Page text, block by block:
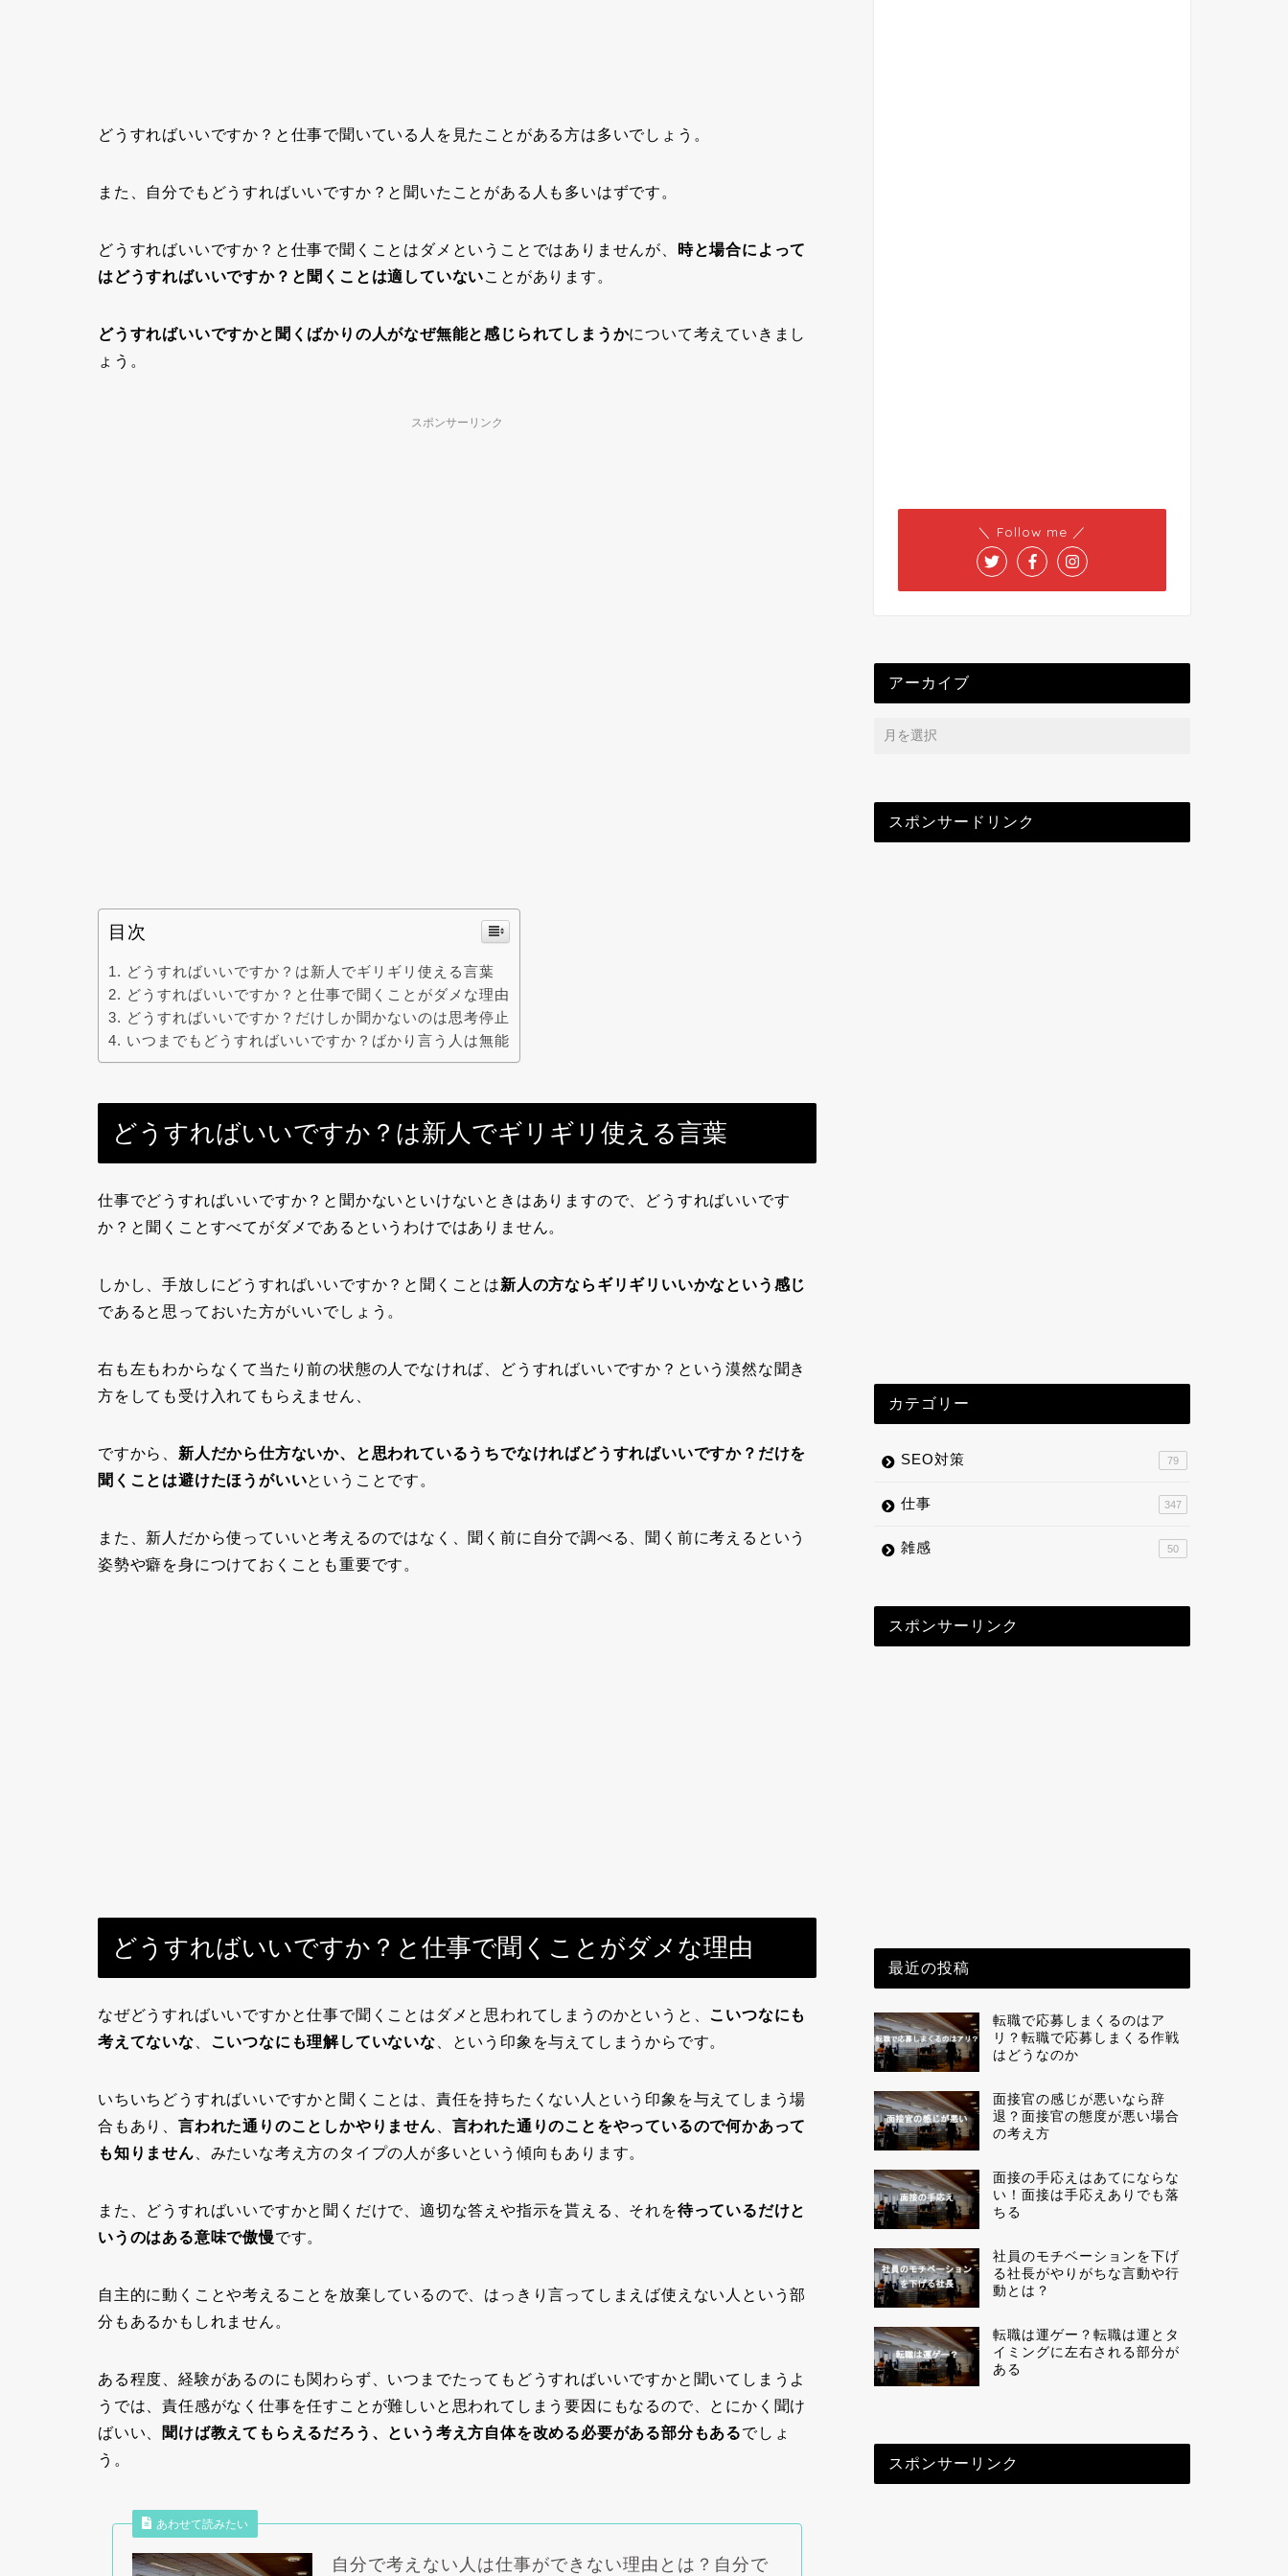
どうすればいいですか？ と仕事で聞いている人を見たことがある方は多いでしょう。
また、自分でもどうすればいいですか？と聞いたことがある人も多いはずです。
どうすればいいですか？と仕事で聞くことはダメということではありませんが、
時と場合によって
はどうすればいいですか？と聞くことは適していないことがあります。
どうすればいいですかと聞くばかりの人がなぜ無能と感じられてしまうかについて考えていきまし
ょう。
スポンサーリンク
目次
どうすればいいですか？は新人でギリギリ使える言葉
どうすればいいですか？と仕事で聞くことがダメな理由
どうすればいいですか？だけしか聞かないのは思考停止
いつまでもどうすればいいですか？ばかり言う人は無能
どうすればいいですか？は新人でギリギリ使える言葉
仕事でどうすればいいですか？ と聞かないといけないときはありますので、どうすればいいです
か？と聞くことすべてがダメであるというわけではありません。
しかし、手放しにどうすればいいですか？と聞くことは新人の方ならギリギリいいかなという感じ
であると思っておいた方がいいでしょう。
右も左もわからなくて当たり前の状態の人でなければ、どうすればいいですか？という漠然な聞き
方をしても受け入れてもらえません、
ですから、 新人だから仕方ないか、と思われているうちでなければどうすればいいですか？だけを
聞くことは避けたほうがいいということです。
また、新人だから使っていいと考えるのではなく、聞く前に自分で調べる、聞く前に考えるという
姿勢や癖を身につけておくことも重要です。
どうすればいいですか？と仕事で聞くことがダメな理由
なぜどうすればいいですかと仕事で聞くことはダメと思われてしまうのかというと、 こいつなにも
考えてないな
こいつなにも理解していないな 、という印象を与えてしまうからです。
いちいちどうすればいいですかと聞くことは、責任を持ちたくない人という印象を与えてしまう場
合もあり、 言われた通りのことしかやりません
言われた通りのことをやっているので何かあって
も知りません 、みたいな考え方のタイプの人が多いという傾向もあります。
また、どうすればいいですかと聞くだけで、適切な答えや指示を貰える、それを待っているだけと
いうのはある意味で傲慢です。
自主的に動くことや考えることを放棄しているので、はっきり言ってしまえば使えない人という部
分もあるかもしれません。
ある程度、経験があるのにも関わらず、いつまでたってもどうすればいいですかと聞いてしまうよ
うでは、責任感がなく仕事を任すことが難しいと思われてしまう要因にもなるので、とにかく聞け
ばいい、
聞けば教えてもらえるだろう、という考え方自体を改める必要がある部分もあるでしょ
う。
あわせて読みたい
自分で考えない人は仕事ができない理由とは？自分で
＼ Follow me ／
アーカイブ
スポンサードリンク
カテゴリー
SEO対策 79
仕事 347
雑感 50
スポンサーリンク
最近の投稿
転職で応募しまくるのはア
リ？転職で応募しまくる作戦
はどうなのか
面接官の感じが悪いなら辞
退？面接官の態度が悪い場合
の考え方
面接の手応えはあてにならな
い！面接は手応えありでも落
ちる
社員のモチベーションを下げ
る社長がやりがちな言動や行
動とは？
転職は運ゲー？転職は運とタ
イミングに左右される部分が
ある
スポンサーリンク